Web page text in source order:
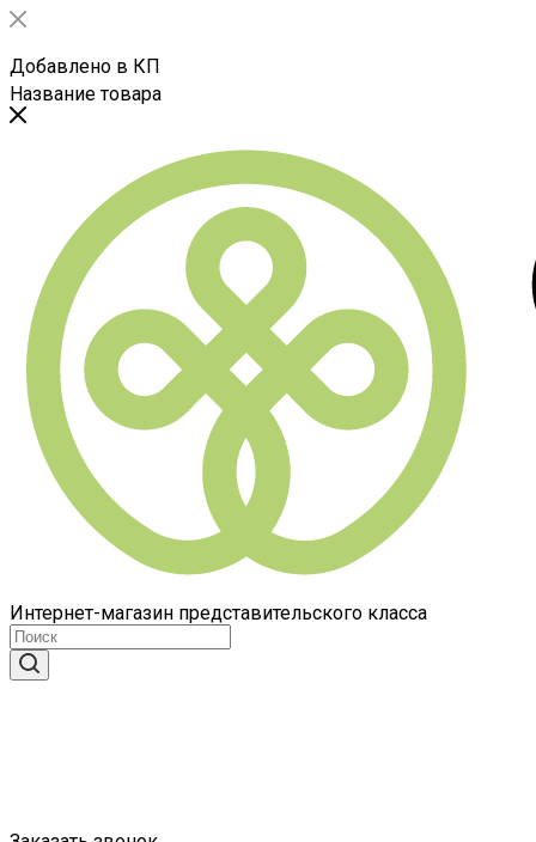
Добавлено в КП
Название товара
Интернет-магазин представительского класса